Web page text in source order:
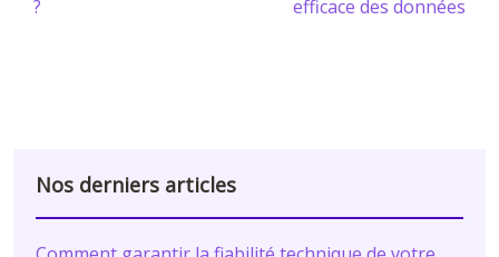
?
efficace des données
Nos derniers articles